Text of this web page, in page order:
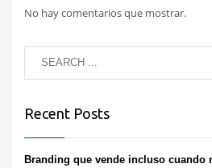
No hay comentarios que mostrar.
Recent Posts
Branding que vende incluso cuando